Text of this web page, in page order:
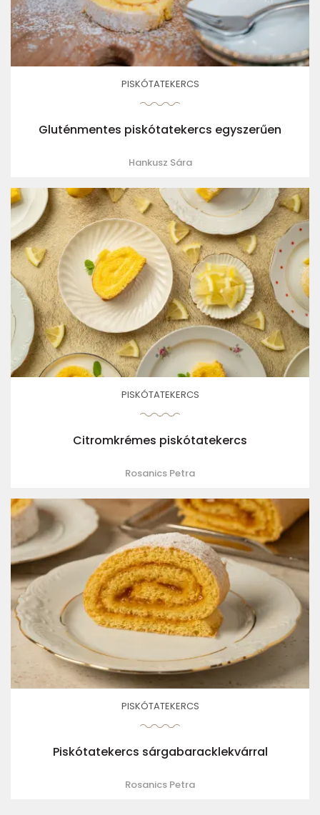
PISKÓTATEKERCS
Gluténmentes piskótatekercs egyszerűen
Hankusz Sára
PISKÓTATEKERCS
Citromkrémes piskótatekercs
Rosanics Petra
PISKÓTATEKERCS
Piskótatekercs sárgabaracklekvárral
Rosanics Petra